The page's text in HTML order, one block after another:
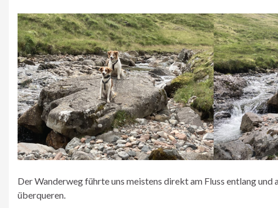
Der Wanderweg führte uns meistens direkt am Fluss entlang
überqueren.